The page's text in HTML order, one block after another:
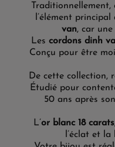
Traditionnellement,
l’élément
van, car
Les cordons dinh
Conçu pour être
De cette collection,
Étudiépour
50 ans après
L’or blanc 18 carats
l’éclat et